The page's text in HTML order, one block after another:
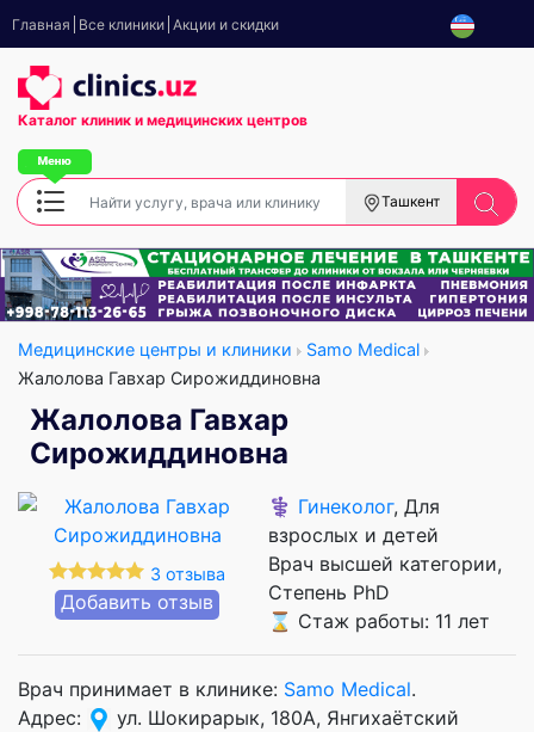
Главная Все клиники Акции и скидки
Каталог клиник и медицинских центров
Ташкент
Медицинские центры и клиники
Samo Medical
Жалолова Гавхар Сирожиддиновна
Жалолова Гавхар
Сирожиддиновна
3 отзыва
Добавить отзыв
⚕️ Гинеколог, Для
взрослых и детей
Врач высшей категории
Степень PhD
⌛ Стаж работы: 11 лет
Врач принимает в клинике: Samo Medical.
Адрес:
ул. Шокирарык, 180А, Янгихаётский